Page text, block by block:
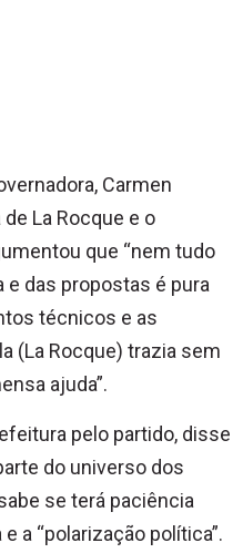
Carmen
La Rocque e o
que “nem tudo
e das propostas é pura
técnicos e as
(La Rocque) trazia sem
ajuda”.
pelo partido, disse
do universo dos
se terá paciência
a “polarização política”.